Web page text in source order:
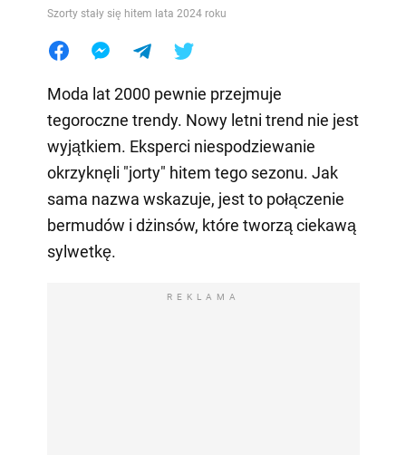
Szorty stały się hitem lata 2024 roku
Moda lat 2000 pewnie przejmuje
tegoroczne trendy. Nowy letni trend nie jest
wyjątkiem. Eksperci niespodziewanie
okrzyknęli "jorty" hitem tego sezonu. Jak
sama nazwa wskazuje, jest to połączenie
bermudów i dżinsów, które tworzą ciekawą
sylwetkę.
REKLAMA